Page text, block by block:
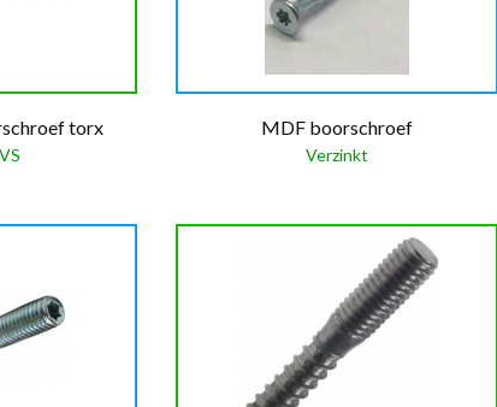
torx MDF boorschroef
Verzinkt